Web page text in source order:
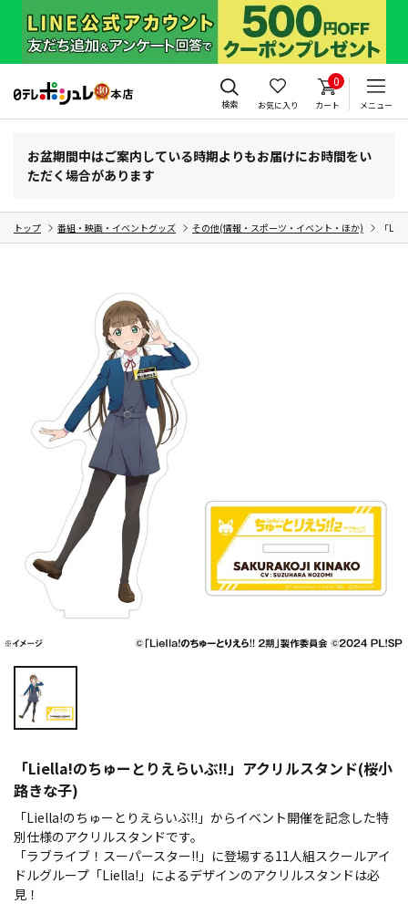
検索 お気に入り
0
カート メニュー
お盆期間中はご案内している時期よりもお届けにお時間をい
ただく場合があります
トップ 番組・映画・イベントグッズ その他(情報・スポーツ・イベント・ほか) 「
「Liella!のちゅーとりえらいぶ!!」アクリルスタンド(桜小
路きな子)
「Liella!のちゅーとりえらいぶ!!」からイベント開催を記念した特
別仕様のアクリルスタンドです。
「ラブライブ！スーパースター!!」に登場する11人組スクールアイ
ドルグループ「Liella!」によるデザインのアクリルスタンドは必
見！